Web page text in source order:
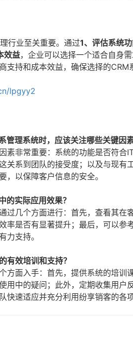
行业至关重要。通过1、评估系统
效益，企业可以选择一个适合自身
支持和成本效益，确保选择的CRM
lpgyy2
理系统时，应该关注哪些关键因素
素非常重要：系统的功能是否符
关系到团队的接受度；以及与现
，以保障客户信息的安全。
的实际应用效果？
过几个方面进行：首先，查看其
率是否有显著提升；最后，可以参
力支持。
有效培训和支持？
方面入手：首先，提供系统的培
用中的疑问；此外，定期收集用
快速适应并充分利用纷享销客的各项